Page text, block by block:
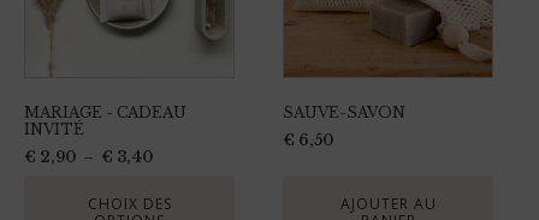
MARIAGE - CADEAU
INVITÉ
€ 2,90 – € 3,40Plage
prix :
CHOIX DES
Les
options
être
choisies
SAUVE-SAVON
€ 6,50
AJOUTER AU